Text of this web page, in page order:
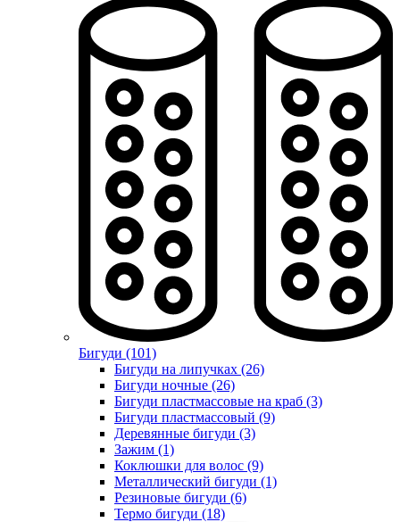
Бигуди (101)
Бигуди на липучках (26)
Бигуди ночные (26)
Бигуди пластмассовые на краб (3)
Бигуди пластмассовый (9)
Деревянные бигуди (3)
Зажим (1)
Коклюшки для волос (9)
Металлический бигуди (1)
Резиновые бигуди (6)
Термо бигуди (18)